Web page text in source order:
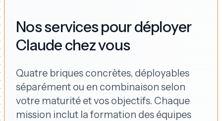
Nos services pour déployer
Claude chez vous
Quatre briques concrètes, déployables
séparément ou en combinaison selon
votre maturité et vos objectifs. Chaque
mission inclut la formation des équipes